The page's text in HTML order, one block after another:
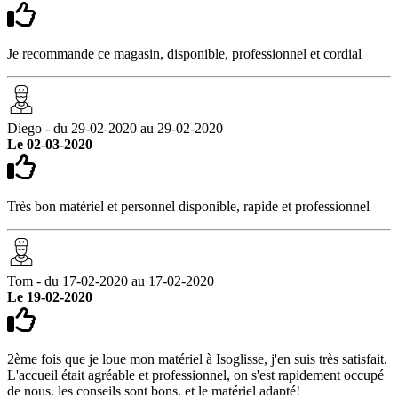
Je recommande ce magasin, disponible, professionnel et cordial
Diego - du 29-02-2020 au 29-02-2020
Le 02-03-2020
Très bon matériel et personnel disponible, rapide et professionnel
Tom - du 17-02-2020 au 17-02-2020
Le 19-02-2020
2ème fois que je loue mon matériel à Isoglisse, j'en suis très satisfait.
L'accueil était agréable et professionnel, on s'est rapidement occupé
de nous, les conseils sont bons, et le matériel adapté!